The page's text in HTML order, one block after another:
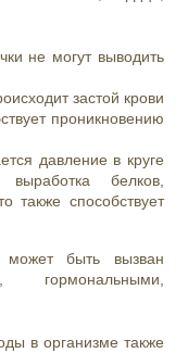
не могут выводить
застой крови
проникновению
давление в круге
белков,
также способствует
быть вызван
гормональными,
в организме также